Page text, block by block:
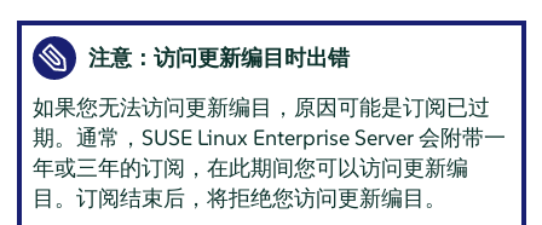
注意：访问更新编目时出错
如果您无法访问更新编目，原因可能是订阅已过
期。通常， SUSE Linux Enterprise Server会附带一
年或三年的订阅，在此期间您可以访问更新编
目。订阅结束后，将拒绝您访问更新编目。